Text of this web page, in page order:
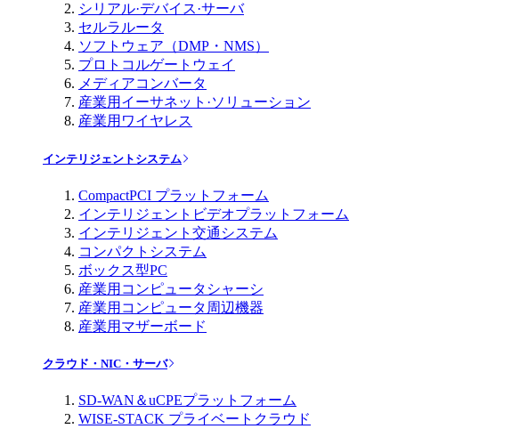
シリアル·デバイス·サーバ
セルラルータ
ソフトウェア（DMP・NMS）
プロトコルゲートウェイ
メディアコンバータ
産業用イーサネット·ソリューション
産業用ワイヤレス
インテリジェントシステム
CompactPCI プラットフォーム
インテリジェントビデオプラットフォーム
インテリジェント交通システム
コンパクトシステム
ボックス型PC
産業用コンピュータシャーシ
産業用コンピュータ周辺機器
産業用マザーボード
クラウド・NIC・サーバ
SD-WAN＆uCPEプラットフォーム
WISE-STACK プライベートクラウド